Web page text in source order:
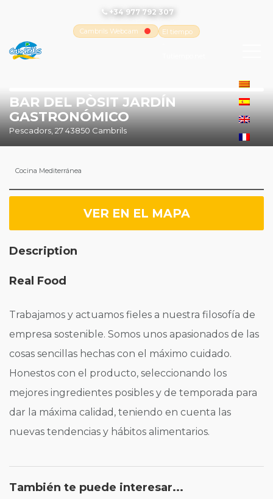
+34 977 792 307
Cambrils Webcam
El tiempo
BAR DEL PÒSIT JARDÍN
GASTRONÓMICO
Pescadors, 27 43850 Cambrils
Cocina Mediterránea
VER EN EL MAPA
Description
Real Food
Trabajamos y actuamos fieles a nuestra filosofía de
empresa sostenible. Somos unos apasionados de las
cosas sencillas hechas con el máximo cuidado.
Honestos con el producto, seleccionando los
mejores ingredientes posibles y de temporada para
dar la máxima calidad, teniendo en cuenta las
nuevas tendencias y hábitos alimentarios.
También te puede interesar...